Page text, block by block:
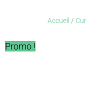
Accueil /
Promo !